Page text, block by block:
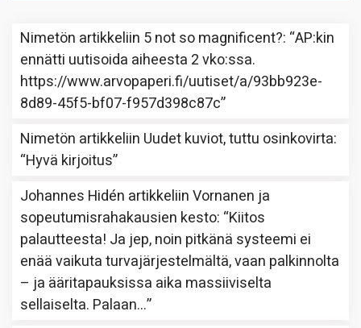
Nimetön artikkeliin 5 not so magnificent?: “AP:kin
ennätti uutisoida aiheesta 2 vko:ssa.
https://www.arvopaperi.fi/uutiset/a/93bb923e-
8d89-45f5-bf07-f957d398c87c”
Nimetön artikkeliin Uudet kuviot, tuttu osinkovirta:
“Hyvä kirjoitus”
Johannes Hidén artikkeliinVornanen ja
sopeutumisrahakausien kesto: “Kiitos
palautteesta! Ja jep, noin pitkänä systeemi ei
enää vaikuta turvajärjestelmältä, vaan palkinnolta
– ja ääritapauksissa aika massiiviselta
sellaiselta. Palaan…”